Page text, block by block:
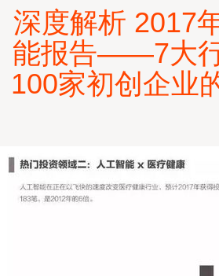
深度解析 2017
能报告——7大
100家初创企业